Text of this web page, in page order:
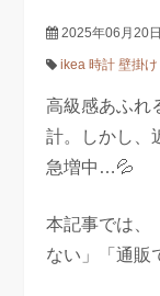
2025年06月20
ikea 時計 壁掛け
高級感あふれ
計。しかし、
急増中…💦
本記事では、
ない」「通販